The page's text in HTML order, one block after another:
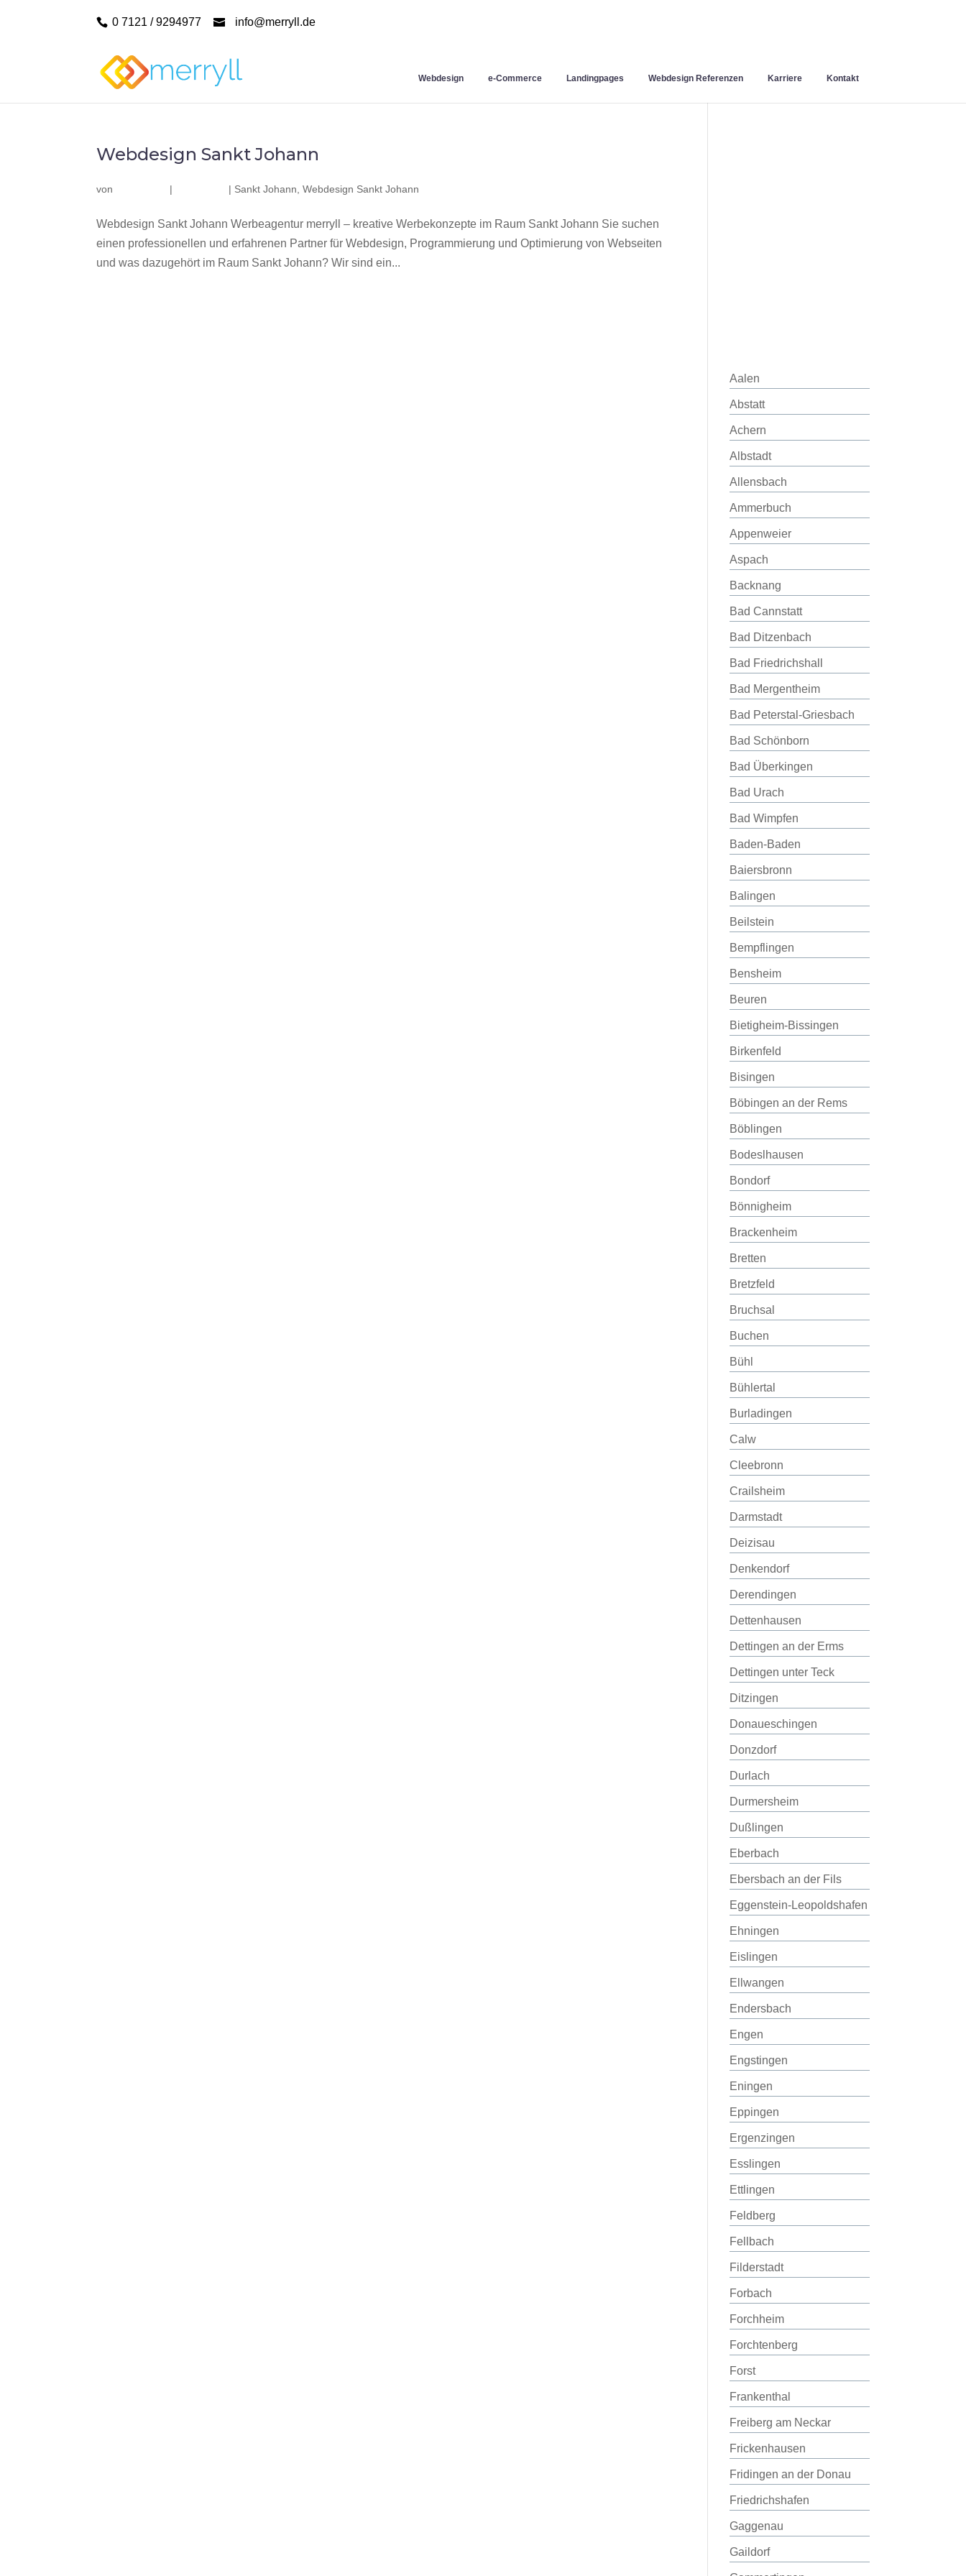
0 7121 / 9294977 info@merryll.de
Webdesign e-Commerce Landingpages Webdesign Referenzen Karriere Kontakt
Webdesign Sankt Johann
von | | Sankt Johann ,Webdesign Sankt Johann
Webdesign Sankt Johann Werbeagentur merryll – kreative Werbekonzepte im Raum Sankt Johann Sie suchen
einen professionellen und erfahrenen Partner für Webdesign, Programmierung und Optimierung von Webseiten
und was dazugehört im Raum Sankt Johann? Wir sind ein...
Aalen
Abstatt
Achern
Albstadt
Allensbach
Ammerbuch
Appenweier
Aspach
Backnang
Bad Cannstatt
Bad Ditzenbach
Bad Friedrichshall
Bad Mergentheim
Bad Peterstal-Griesbach
Bad Schönborn
Bad Überkingen
Bad Urach
Bad Wimpfen
Baden-Baden
Baiersbronn
Balingen
Beilstein
Bempflingen
Bensheim
Beuren
Bietigheim-Bissingen
Birkenfeld
Bisingen
Böbingen an der Rems
Böblingen
Bodeslhausen
Bondorf
Bönnigheim
Brackenheim
Bretten
Bretzfeld
Bruchsal
Buchen
Bühl
Bühlertal
Burladingen
Calw
Cleebronn
Crailsheim
Darmstadt
Deizisau
Denkendorf
Derendingen
Dettenhausen
Dettingen an der Erms
Dettingen unter Teck
Ditzingen
Donaueschingen
Donzdorf
Durlach
Durmersheim
Dußlingen
Eberbach
Ebersbach an der Fils
Eggenstein-Leopoldshafen
Ehningen
Eislingen
Ellwangen
Endersbach
Engen
Engstingen
Eningen
Eppingen
Ergenzingen
Esslingen
Ettlingen
Feldberg
Fellbach
Filderstadt
Forbach
Forchheim
Forchtenberg
Forst
Frankenthal
Freiberg am Neckar
Frickenhausen
Fridingen an der Donau
Friedrichshafen
Gaggenau
Gaildorf